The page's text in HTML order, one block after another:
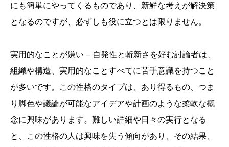
にも簡単にやってくるものであり、新鮮な考えが解決策
となるのですが、必ずしも役に立つとは限りません。
実用的なことが嫌い – 自発性と斬新さを好む討論者は、
組織や構造、実用的なことすべてに苦手意識を持つこと
が多いです。この性格のタイプは、あり得るもの、つま
り脚色や議論が可能なアイデアや計画のような柔軟な概
念に興味があります。難しい詳細や日々の実行となる
と、この性格の人は興味を失う傾向があり、その結果、